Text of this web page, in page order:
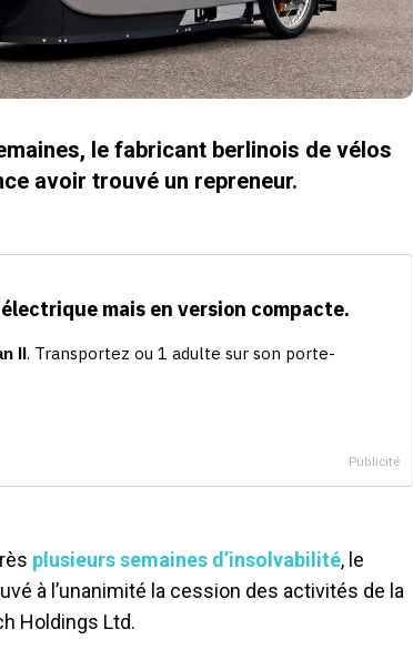
le fabricant berlinois de vélos
avoir trouvé un repreneur.
plusieurs semaines d’insolvabilité, le
à l’unanimité la cession des activités de la
Holdings Ltd.